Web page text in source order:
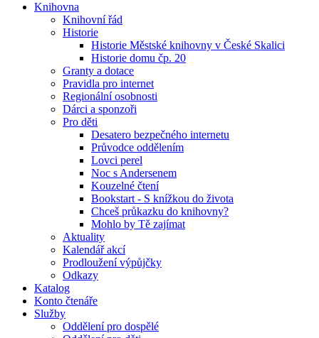
Knihovna
Knihovní řád
Historie
Historie Městské knihovny v České Skalici
Historie domu čp. 20
Granty a dotace
Pravidla pro internet
Regionální osobnosti
Dárci a sponzoři
Pro děti
Desatero bezpečného internetu
Průvodce oddělením
Lovci perel
Noc s Andersenem
Kouzelné čtení
Bookstart - S knížkou do života
Chceš průkazku do knihovny?
Mohlo by Tě zajímat
Aktuality
Kalendář akcí
Prodloužení výpůjčky
Odkazy
Katalog
Konto čtenáře
Služby
Oddělení pro dospělé